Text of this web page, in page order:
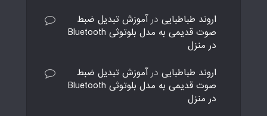
اروند طباطبایی درآموزش تبدیل ضبط
صوت قدیمی به مدل بلوتوثی Bluetooth
در منزل
اروند طباطبایی درآموزش تبدیل ضبط
صوت قدیمی به مدل بلوتوثی Bluetooth
در منزل